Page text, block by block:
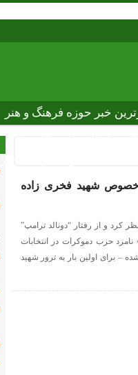
خبر حوزه فرهنگ و هنر
خصوص شهید فخری زاده
کرد و از رفتار “دونالد ترامپ”
نامزد حزب دموکرات در انتخابات
– برای اولین بار به ترور شهید